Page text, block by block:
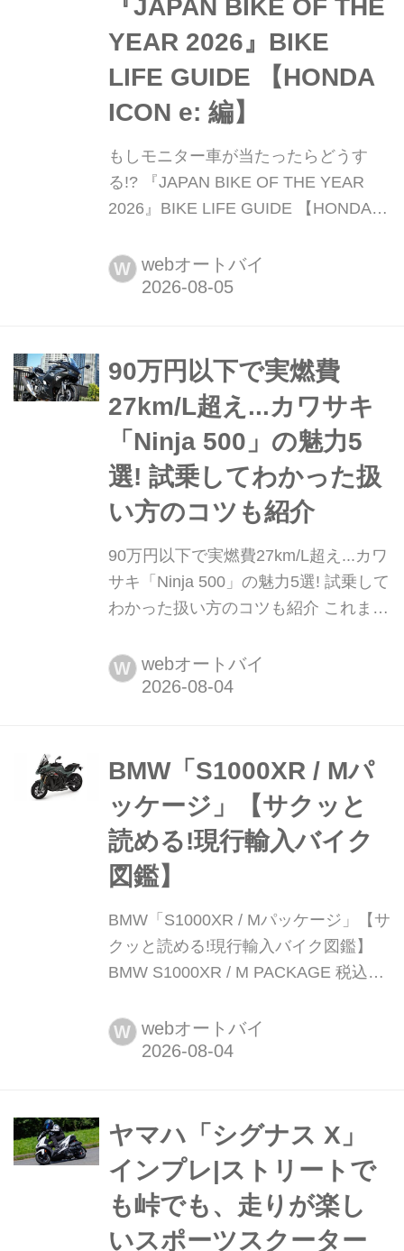
『JAPAN BIKE OF THE
YEAR 2026』BIKE
LIFE GUIDE 【HONDA
ICON e: 編】
もしモニター車が当たったらどうす
る!? 『JAPAN BIKE OF THE YEAR
2026』BIKE LIFE GUIDE 【HONDA
YEAR 2026』では、今年も投票者の中
から抽選で豪華モニター車をプレゼン
かりやすい目線で各車を解説。もしこ
れらのモニター車が当たったら、どこ
へ行く? どう使う? そん...
W webオートバイ
90万円以下で実燃費
27km/L超え...カワサキ
「Ninja 500」の魅力5
選! 試乗してわかった扱
い方のコツも紹介
90万円以下で実燃費27km/L超え...カワ
サキ「Ninja 500」の魅力5選! 試乗して
わかった扱い方のコツも紹介 これまで
「街乗り編」と「高速道路・ワインデ
ィング編」の2回にわたり、Ninja 500
て、さまざまなシチュエーションを走
って改めて実感した「Ninja...
W webオートバイ
BMW「S1000XR / Mパ
ッケージ」【サクッと
読める!現行輸入バイク
図鑑】
BMW「S1000XR / Mパッケージ」【サ
クッと読める!現行輸入バイク図鑑】
BMW S1000XR / M PACKAGE 税込価
全高:2155×915×1460mm ホイールベ
ース:1550mm シート高:790〈850〉
W webオートバイ
ヤマハ「シグナス X」
インプレ|ストリートで
も峠でも、走りが楽し
いスポーツスクーター